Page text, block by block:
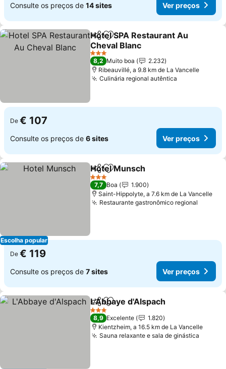
Consulte os preços de 14 sites Ver preços
PartilharAdicionar aos favoritos
Hotel SPA Restaurant Au
Cheval Blanc
3 Estrelas
8,2 Muito boa
2.232
Ribeauvillé, a 9.8 km de La Vancelle
Culinária regional autêntica
De € 107
Consulte os preços de 6 sites Ver preços
Escolha popular
PartilharAdicionar aos favoritos
Hotel Munsch
3 Estrelas
7,7 Boa
1.900
Saint-Hippolyte, a 7.6 km de La Vancelle
Restaurante gastronômico regional
De € 119
Consulte os preços de 7 sites Ver preços
PartilharAdicionar aos favoritos
L'Abbaye d'Alspach
3 Estrelas
8,9 Excelente
1.820
Kientzheim, a 16.5 km de La Vancelle
Sauna relaxante e sala de ginástica